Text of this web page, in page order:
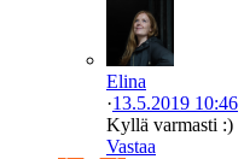
Elina
·13.5.2019 10:46
Kyllä varmasti :)
Vastaa